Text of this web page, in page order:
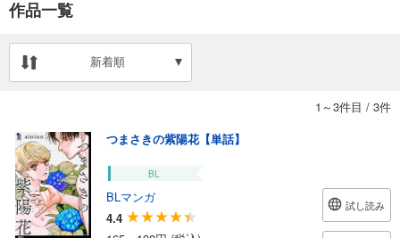
作品一覧
新着順
1～3件目 / 3件
つまさきの紫陽花【単話】
BL
BLマンガ
4.4
試し読み